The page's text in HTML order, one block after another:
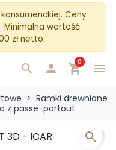
Ceny
Minimalna wartość
zł netto.
menu
search  shopping_cart
0
Ramki drewniane
z passe-partout
Next
search